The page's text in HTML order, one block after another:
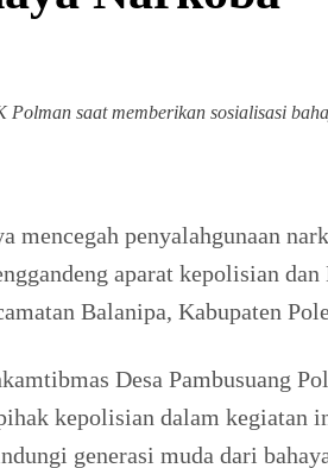
Polman saat memberikan sosialisasi
mencegah penyalahgunaan
aparat kepolisian
Balanipa, Kabupaten
Desa Pambusuang
kepolisian dalam kegiatan
generasi muda dari